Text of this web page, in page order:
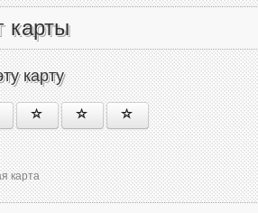
карты
карту
карта